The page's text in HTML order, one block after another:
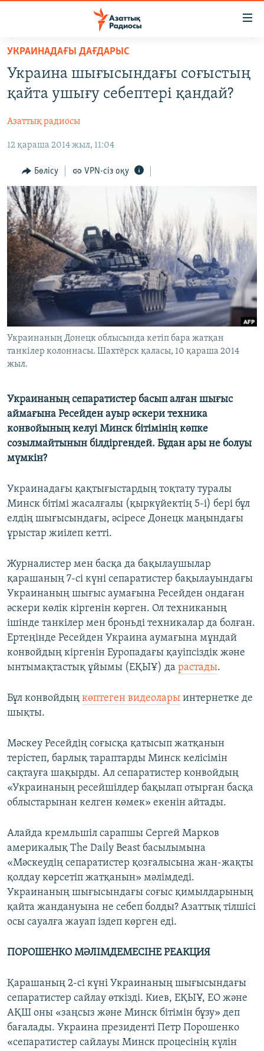
Skip
main
content
to
Navigation
Search
САЯСАТ
AZATTYQTV
ҚАҢТАР ОҚИҒАСЫ
АДАМ ҚҰҚЫҚТАРЫ
ӘЛЕУМЕТ
ӘЛЕМ
АРНАЙЫ ЖОБАЛАР
Русский
ЖАЗЫЛЫҢЫЗ
Басқа тілдерде
УКРАИНАДАҒЫ ДАҒДАРЫС
Украина шығысындағы соғыстың
қайта ушығу себептері қандай?
Азаттық радиосы
12 қараша 2014 жыл, 11:04
Бөлісу VPN-сіз оқу
Украинаның Донецк облысында кетіп бара жатқан
танкілер колоннасы. Шахтёрск қаласы, 10 қараша 2014
жыл.
Украинаның сепаратистер басып алған шығыс
аймағына Ресейден ауыр әскери техника
конвойының келуі Минск бітімінің көпке
созылмайтынын білдіргендей. Бұдан ары не болуы
мүмкін?
Украинадағы қақтығыстардың тоқтату туралы
Минск бітімі жасалғалы (қыркүйектің 5-і) бері бұл
елдің шығысындағы, әсіресе Донецк маңындағы
ұрыстар жиілеп кетті.
Журналистер мен басқа да бақылаушылар
қарашаның 7-сі күні сепаратистер бақылауындағы
Украинаның шығыс аумағына Ресейден ондаған
әскери көлік кіргенін көрген. Ол техниканың
ішінде танкілер мен броньді техникалар да болған.
Ертеңінде Ресейден Украина аумағына мұндай
конвойдың кіргенін Еуропадағы қауіпсіздік және
ынтымақтастық ұйымы (ЕҚЫҰ) да растады.
Бұл конвойдың көптеген видеолары интернетке де
шықты.
Мәскеу Ресейдің соғысқа қатысып жатқанын
терістеп, барлық тараптарды Минск келісімін
сақтауға шақырды. Ал сепаратистер конвойдың
«Украинаның ресейшілдер бақылап отырған басқа
облыстарынан келген көмек» екенін айтады.
Алайда кремльшіл сарапшы Сергей Марков
америкалық The Daily Beast басылымына
«Мәскеудің сепаратистер қозғалысына жан-жақты
қолдау көрсетіп жатқанын» мәлімдеді.
Украинаның шығысындағы соғыс қимылдарының
қайта жандануына не себеп болды? Азаттық тілшісі
осы сауалға жауап іздеп көрген еді.
ПОРОШЕНКО МӘЛІМДЕМЕСІНЕ РЕАКЦИЯ
Қарашаның 2-сі күні Украинаның шығысындағы
сепаратистер сайлау өткізді. Киев, ЕҚЫҰ, ЕО және
АҚШ оны «заңсыз және Минск бітімін бұзу» деп
бағалады. Украина президенті Петр Порошенко
«сепаратистер сайлауы Минск процесінің күлін